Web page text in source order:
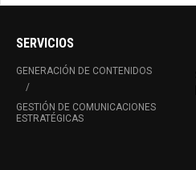
SERVICIOS
GENERACIÓN DE CONTENIDOS
GESTIÓN DE COMUNICACIONES
ESTRATÉGICAS